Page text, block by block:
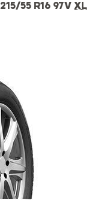
215/55 R16 97V XL